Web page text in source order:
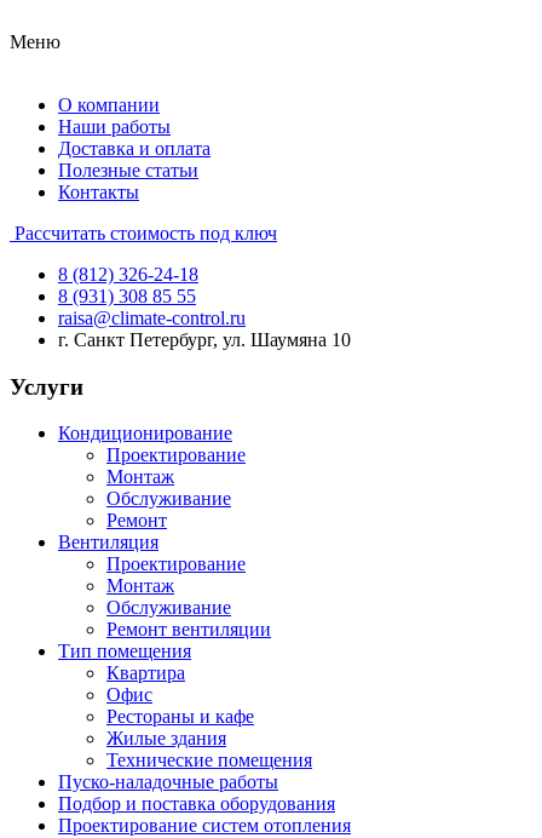
Меню
О компании
Наши работы
Доставка и оплата
Полезные статьи
Контакты
Рассчитать стоимость под ключ
8 (812) 326-24-18
8 (931) 308 85 55
raisa@climate-control.ru
г. Санкт Петербург, ул. Шаумяна 10
Услуги
Кондиционирование
Проектирование
Монтаж
Обслуживание
Ремонт
Вентиляция
Проектирование
Монтаж
Обслуживание
Ремонт вентиляции
Тип помещения
Квартира
Офис
Рестораны и кафе
Жилые здания
Технические помещения
Пуско-наладочные работы
Подбор и поставка оборудования
Проектирование систем отопления